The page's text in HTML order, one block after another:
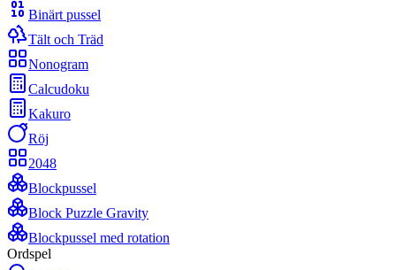
Binärt pussel
Tält och Träd
Nonogram
Calcudoku
Kakuro
Röj
2048
Blockpussel
Block Puzzle Gravity
Blockpussel med rotation
Ordspel